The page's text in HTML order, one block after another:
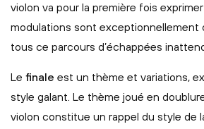
violon va pour la première fois
modulations sont exceptionnellement
tous ce parcours d’échappées
Le finale est un thème et variations,
style galant. Le thème joué en
violon constitue un rappel du style de